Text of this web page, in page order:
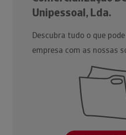
Unipessoal, Lda.
Descubra tudo o que
empresa com as nossas